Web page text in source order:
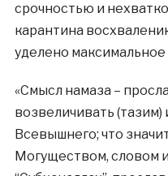
срочностью и
карантина
уделено
«Смысл намаза –
возвеличивать (тазим)
Всевышнего; что
Могуществом, словом